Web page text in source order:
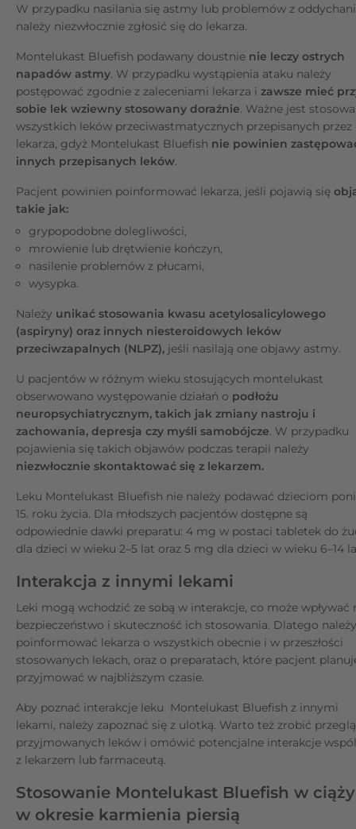
W przypadku nasilania się astmy lub problemów z
należy niezwłocznie zgłosić się do lekarza.
Montelukast Bluefish podawany doustnie nie leczy ostrych
napadów astmy. W przypadku wystąpienia ataku należy
postępować zgodnie z zaleceniami lekarza i zawsze mieć
sobie lek wziewny stosowany doraźnie. Ważne jest
wszystkich leków przeciwastmatycznych przepisanych przez
lekarza, gdyż Montelukast Bluefish nie powinien
innych przepisanych leków.
Pacjent powinien poinformować lekarza, jeśli pojawią się
takie jak:
grypopodobne dolegliwości,
mrowienie lub drętwienie kończyn,
nasilenie problemów z płucami,
wysypka.
Należy unikać stosowania kwasu acetylosalicylowego
(aspiryny) oraz innych niesteroidowych leków
przeciwzapalnych (NLPZ), jeśli nasilają one objawy astmy.
U pacjentów w różnym wieku stosujących montelukast
obserwowano występowanie działań o podłożu
neuropsychiatrycznym, takich jak zmiany nastroju i
zachowania, depresja czy myśli samobójcze. W przypadku
pojawienia się takich objawów podczas terapii należy
niezwłocznie skontaktować się z lekarzem.
Leku Montelukast Bluefish nie należy podawać dzieciom
15. roku życia. Dla młodszych pacjentów dostępne są
odpowiednie dawki preparatu: 4 mg w postaci tabletek do
dla dzieci w wieku 2–5 lat oraz 5 mg dla dzieci w wieku 6–14
Interakcja z innymi lekami
Leki mogą wchodzić ze sobą w interakcje, co może wpływać
bezpieczeństwo i skuteczność ich stosowania. Dlatego należy
poinformować lekarza o wszystkich obecnie i w przeszłości
stosowanych lekach, oraz o preparatach, które pacjent
przyjmować w najbliższym czasie.
Aby poznać interakcje leku Montelukast Bluefish z innymi
lekami, należy zapoznać się z ulotką. Warto też zrobić
przyjmowanych leków i omówić potencjalne interakcje
z lekarzem lub farmaceutą.
Stosowanie Montelukast Bluefish w
w okresie karmienia piersią